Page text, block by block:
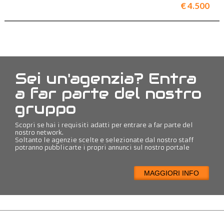
€ 4.500
Sei un'agenzia? Entra
a far parte del nostro
gruppo
Scopri se hai i requisiti adatti per entrare a far parte del
nostro network.
Soltanto le agenzie scelte e selezionate dal nostro staff
potranno pubblicarte i propri annunci sul nostro portale
MAGGIORI INFO